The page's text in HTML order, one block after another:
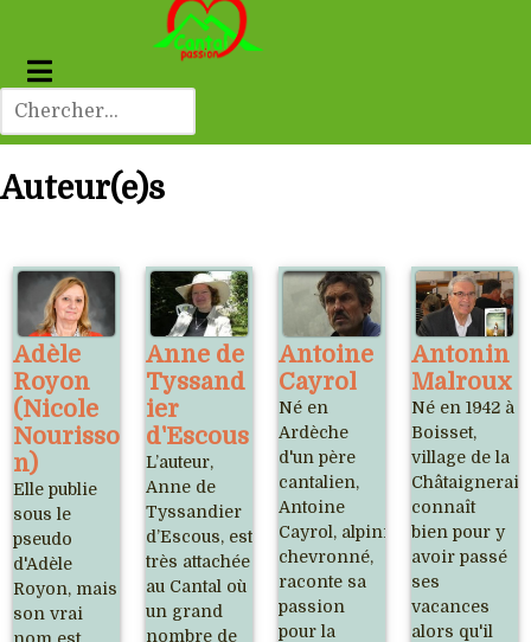
Auteur(e)s
Adèle
Royon
(Nicole
Nourisso
n)
Elle publie
sous le
pseudo
d'Adèle
Royon, mais
son vrai
Anne de
Tyssand
ier
d'Escous
L’auteur,
Anne de
Tyssandier
d’Escous, est
très attachée
au Cantal où
un grand
nombre de
Antoine
Cayrol
Né en
Ardèche
d'un père
cantalien,
Antoine
Cayrol, alpiniste
chevronné,
raconte sa
passion
pour la
Antonin
Malroux
Né en 1942 à
Boisset,
village de la
connaît
bien pour y
avoir passé
ses
vacances
alors qu'il